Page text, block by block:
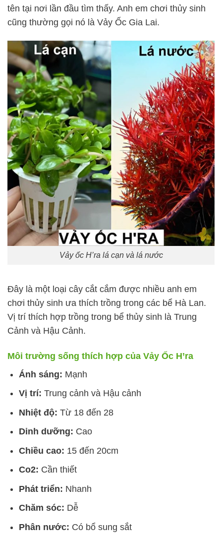
tên tại nơi lần đầu tìm thấy. Anh em chơi thủy sinh
cũng thường gọi nó là Vảy Ốc Gia Lai.
Vảy ốc H’ra lá cạn và lá nước
Đây là một loại cây cắt cắm được nhiều anh em
chơi thủy sinh ưa thích trồng trong các bể Hà Lan.
Vị trí thích hợp trồng trong bể thủy sinh là Trung
Cảnh và Hậu Cảnh.
Môi trường sống thích hợp của Vảy Ốc H’ra
Ánh sáng: Mạnh
Vị trí: Trung cảnh và Hậu cảnh
Nhiệt độ: Từ 18 đến 28
Dinh dưỡng: Cao
Chiều cao: 15 đến 20cm
Co2: Cần thiết
Phát triển: Nhanh
Chăm sóc: Dễ
Phân nước: Có bổ sung sắt